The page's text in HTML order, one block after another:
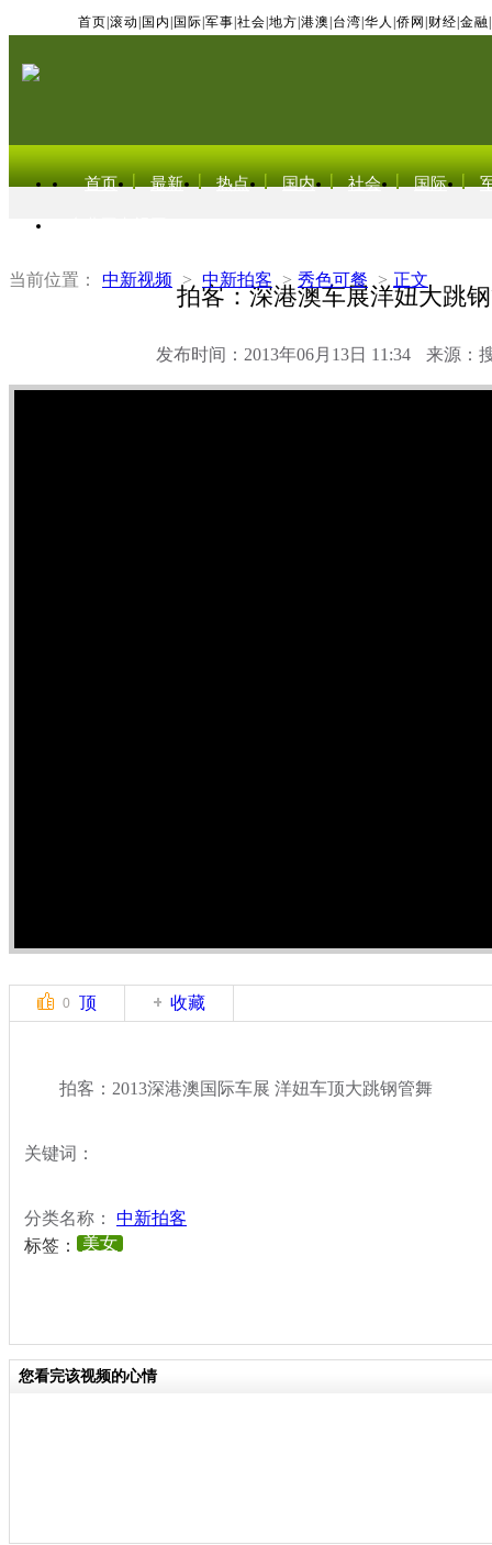
首页 滚动 国内 国际 军事 社会 地方 港澳 台湾 华人 侨网 财经 金融
首页 最新 热点 国内 社会 国际
当前位置： 中新视频 > 中新拍客 > 秀色可餐 > 正文
拍客：深港澳车展洋妞大跳
发布时间：2013年06月13日 11:34 来源：
0 顶 收藏
拍客：2013深港澳国际车展 洋妞车顶大跳钢管舞
关键词：
分类名称： 中新拍客
标签：
美女
您看完该视频的心情